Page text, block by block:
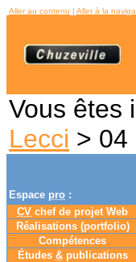
Aller au contenu | Aller à la
Vous êtes
Lecci > 04
Espace pro :
CV chef de projet Web
Réalisations (portfolio)
Compétences
Études &publications